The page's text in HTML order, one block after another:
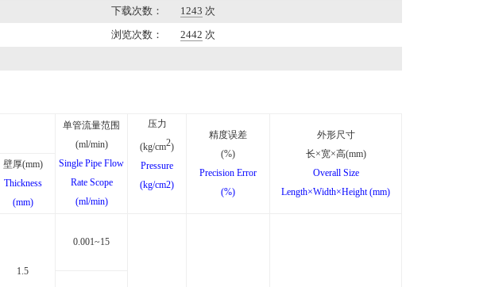
下载次数： 1243 次
浏览次数： 2442 次
单管流量范围
(ml/min)
Single Pipe Flow
Rate Scope
(ml/min)
压力
(kg/cm2)
Pressure
(kg/cm2)
精度误差
(%)
Precision Error
(%)
外形尺寸
长×宽×高(mm)
Overall Size
Length×Width×Height (mm)
壁厚(mm)
Thickness
(mm)
1.5
0.001~15